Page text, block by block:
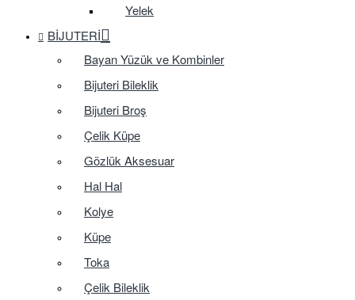
Yelek
BIJUTERI
Bayan Yüzük ve Kombinler
Bijuteri Bileklik
Bijuteri Broş
Çelik Küpe
Gözlük Aksesuar
Hal Hal
Kolye
Küpe
Toka
Çelik Bileklik